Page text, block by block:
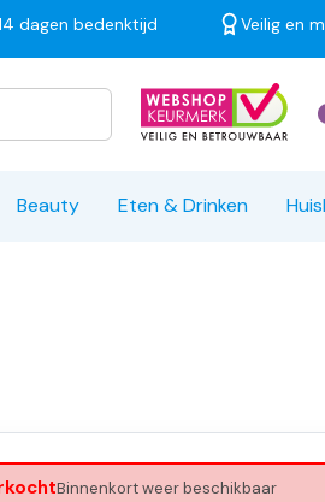
dagen bedenktijd Veilig en
Beauty Eten & Drinken
Binnenkort weer beschikbaar